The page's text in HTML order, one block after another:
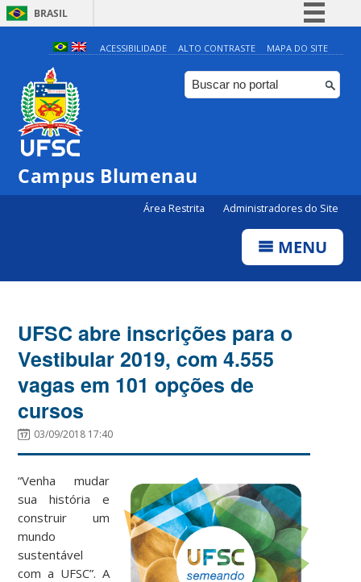
BRASIL
Simplifique!
Comunica BR
Participe
ACESSIBILIDADE ALTO CONTRASTE MAPA DO SITE
Campus Blumenau
Área Restrita Administradores do Site
MENU
UFSC abre inscrições para o
Vestibular 2019, com 4.555
vagas em 101 opções de
cursos
03/09/2018 17:40
“Venha mudar
sua história e
construir um
mundo
sustentável
com a UFSC”. A